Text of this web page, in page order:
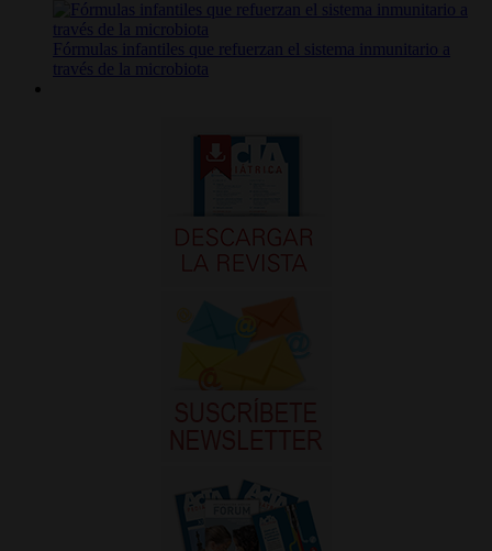
Fórmulas infantiles que refuerzan el sistema inmunitario a
través de la microbiota